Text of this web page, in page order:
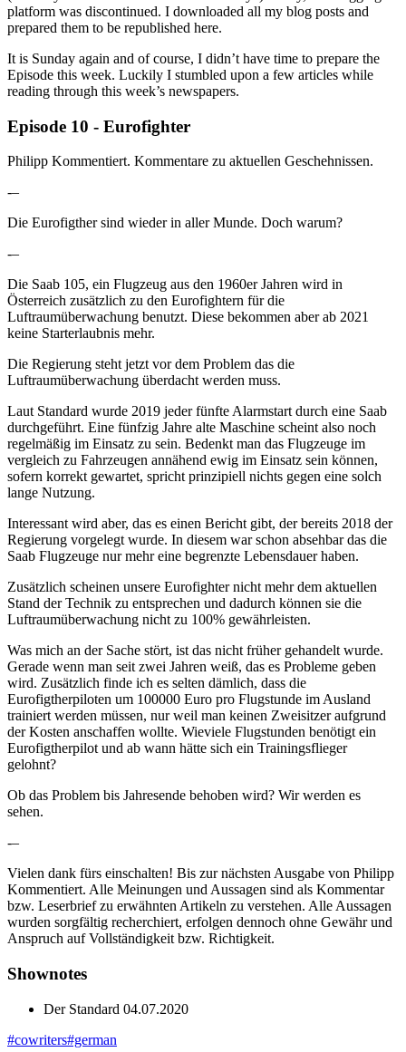
platform was discontinued. I downloaded all my blog posts and
prepared them to be republished here.
It is Sunday again and of course, I didn’t have time to prepare the
Episode this week. Luckily I stumbled upon a few articles while
reading through this week’s newspapers.
Episode 10 - Eurofighter
Philipp Kommentiert. Kommentare zu aktuellen Geschehnissen.
-–
Die Eurofigther sind wieder in aller Munde. Doch warum?
-–
Die Saab 105, ein Flugzeug aus den 1960er Jahren wird in
Österreich zusätzlich zu den Eurofightern für die
Luftraumüberwachung benutzt. Diese bekommen aber ab 2021
keine Starterlaubnis mehr.
Die Regierung steht jetzt vor dem Problem das die
Luftraumüberwachung überdacht werden muss.
Laut Standard wurde 2019 jeder fünfte Alarmstart durch eine Saab
durchgeführt. Eine fünfzig Jahre alte Maschine scheint also noch
regelmäßig im Einsatz zu sein. Bedenkt man das Flugzeuge im
vergleich zu Fahrzeugen annähend ewig im Einsatz sein können,
sofern korrekt gewartet, spricht prinzipiell nichts gegen eine solch
lange Nutzung.
Interessant wird aber, das es einen Bericht gibt, der bereits 2018 der
Regierung vorgelegt wurde. In diesem war schon absehbar das die
Saab Flugzeuge nur mehr eine begrenzte Lebensdauer haben.
Zusätzlich scheinen unsere Eurofighter nicht mehr dem aktuellen
Stand der Technik zu entsprechen und dadurch können sie die
Luftraumüberwachung nicht zu 100% gewährleisten.
Was mich an der Sache stört, ist das nicht früher gehandelt wurde.
Gerade wenn man seit zwei Jahren weiß, das es Probleme geben
wird. Zusätzlich finde ich es selten dämlich, dass die
Eurofigtherpiloten um 100000 Euro pro Flugstunde im Ausland
trainiert werden müssen, nur weil man keinen Zweisitzer aufgrund
der Kosten anschaffen wollte. Wieviele Flugstunden benötigt ein
Eurofigtherpilot und ab wann hätte sich ein Trainingsflieger
gelohnt?
Ob das Problem bis Jahresende behoben wird? Wir werden es
sehen.
-–
Vielen dank fürs einschalten! Bis zur nächsten Ausgabe von Philipp
Kommentiert. Alle Meinungen und Aussagen sind als Kommentar
bzw. Leserbrief zu erwähnten Artikeln zu verstehen. Alle Aussagen
wurden sorgfältig recherchiert, erfolgen dennoch ohne Gewähr und
Anspruch auf Vollständigkeit bzw. Richtigkeit.
Shownotes
Der Standard 04.07.2020
#cowriters#german